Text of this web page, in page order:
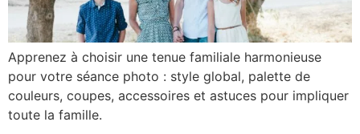
Apprenez à choisir une tenue familiale harmonieuse
pour votre séance photo : style global, palette de
couleurs, coupes, accessoires et astuces pour impliquer
toute la famille.